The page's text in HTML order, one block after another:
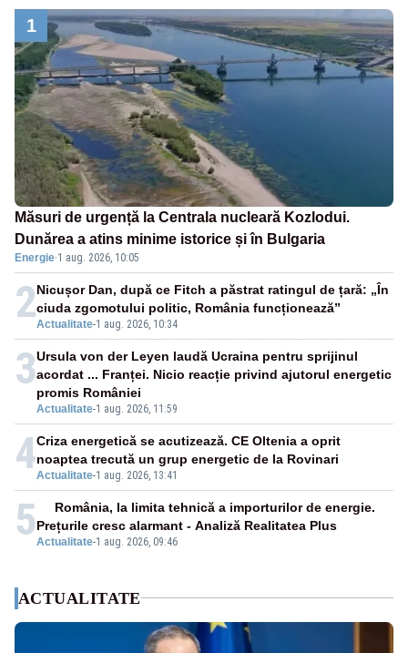
1
Măsuri de urgență la Centrala nucleară Kozlodui.
Dunărea a atins minime istorice și în Bulgaria
Energie·1 aug. 2026, 10:05
2Actualitate-1 aug. 2026, 10:34
Nicușor Dan, după ce Fitch a păstrat ratingul de țară: „În
ciuda zgomotului politic, România funcționează”
3
Actualitate-1 aug. 2026, 11:59
Ursula von der Leyen laudă Ucraina pentru sprijinul
acordat ... Franței. Nicio reacție privind ajutorul energetic
promis României
4Actualitate-1 aug. 2026, 13:41
Criza energetică se acutizează. CE Oltenia a oprit
noaptea trecută un grup energetic de la Rovinari
5Actualitate-1 aug. 2026, 09:46
România, la limita tehnică a importurilor de energie.
Prețurile cresc alarmant - Analiză Realitatea Plus
ACTUALITATE